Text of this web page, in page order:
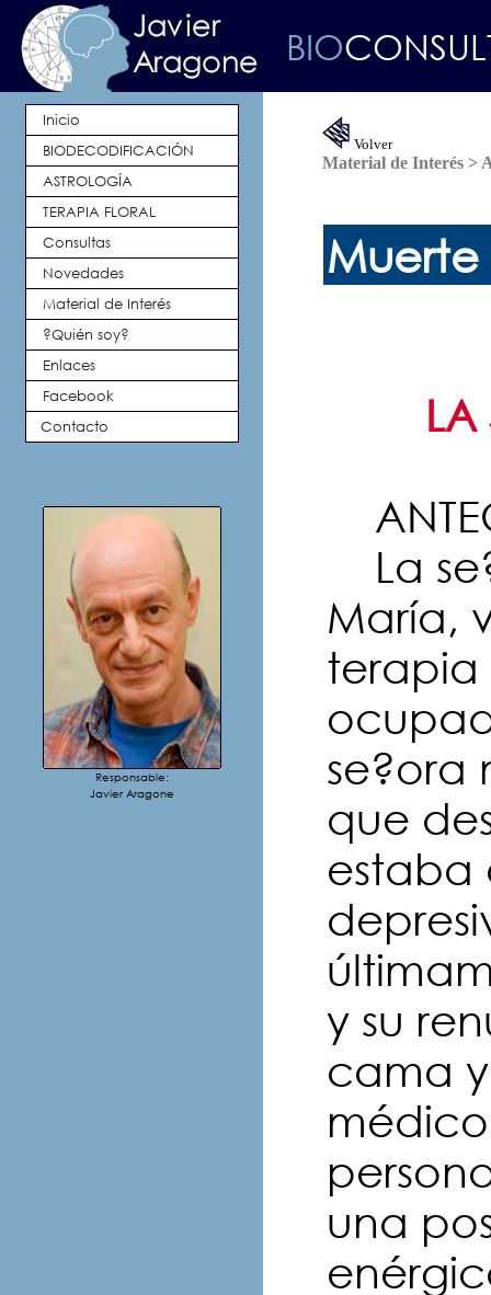
BIO
Inicio
BIODECODIFICACIÓN
ASTROLOGÍA
TERAPIA FLORAL
Consultas
Novedades
Material de Interés
?Quién soy?
Enlaces
Facebook
Contacto
Responsable:
Javier Aragone
Volver
Material de Interés >
LA
La
María,
terapia
se?ora
que
estaba
y su
cama
una